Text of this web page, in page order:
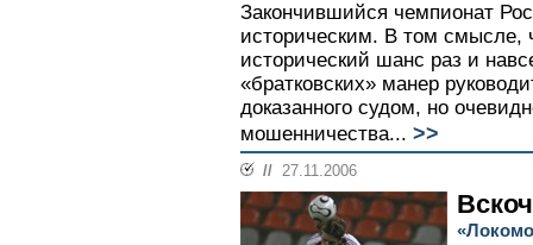
Закончившийся чемпионат
историческим. В том смысле,
исторический шанс раз и
«братковских» манер
доказанного судом, но
мошенничества... >>
// 27.11.2006